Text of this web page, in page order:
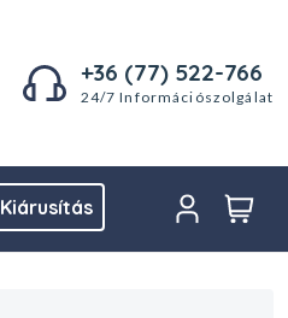
+36 (77) 522-766
24/7 Információszolgálat
Kiárusítás